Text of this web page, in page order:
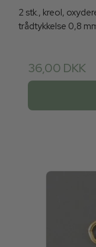
2 stk., kreol,
trådtykkelse 0,8
36,00 DKK